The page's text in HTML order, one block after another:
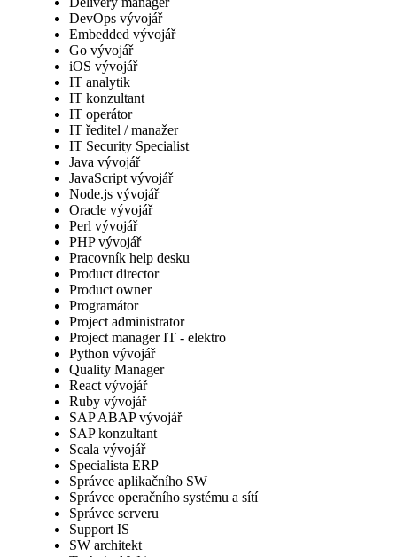
DevOps vývojář
Embedded vývojář
Go vývojář
iOS vývojář
IT analytik
IT konzultant
IT operátor
IT ředitel / manažer
IT Security Specialist
Java vývojář
JavaScript vývojář
Node.js vývojář
Oracle vývojář
Perl vývojář
PHP vývojář
Pracovník help desku
Product director
Product owner
Programátor
Project administrator
Project manager IT - elektro
Python vývojář
Quality Manager
React vývojář
Ruby vývojář
SAP ABAP vývojář
SAP konzultant
Scala vývojář
Specialista ERP
Správce aplikačního SW
Správce operačního systému a sítí
Správce serveru
Support IS
SW architekt